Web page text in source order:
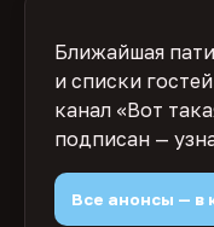
Ближайшая
и списки
канал «Вот
подписан —
Все анонсы — в